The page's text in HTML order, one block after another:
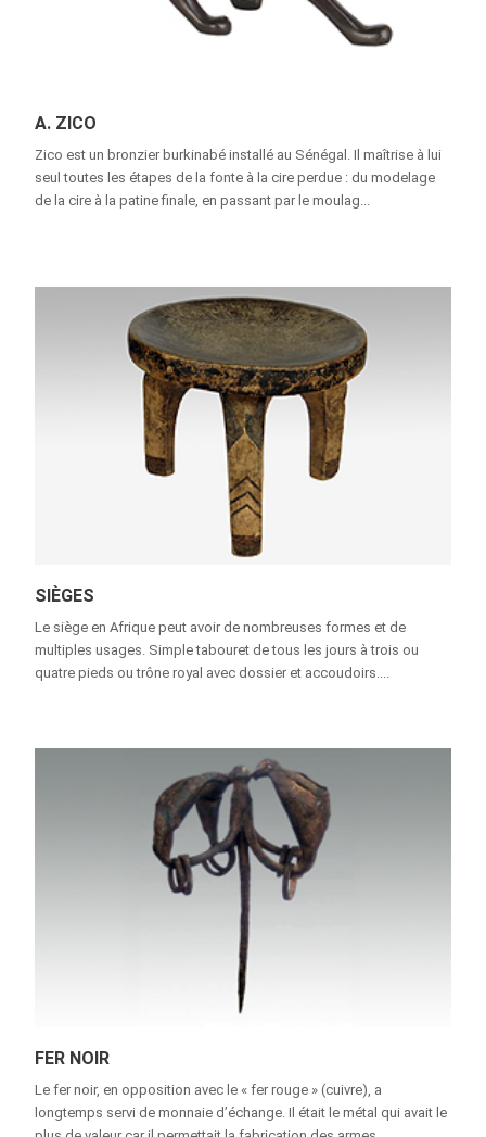
A. ZICO
Zico est un bronzier burkinabé installé au Sénégal. Il maîtrise à lui
seul toutes les étapes de la fonte à la cire perdue : du modelage
de la cire à la patine finale, en passant par le moulag...
SIÈGES
Le siège en Afrique peut avoir de nombreuses formes et de
multiples usages. Simple tabouret de tous les jours à trois ou
quatre pieds ou trône royal avec dossier et accoudoirs....
FER NOIR
Le fer noir, en opposition avec le « fer rouge » (cuivre), a
longtemps servi de monnaie d’échange. Il était le métal qui avait le